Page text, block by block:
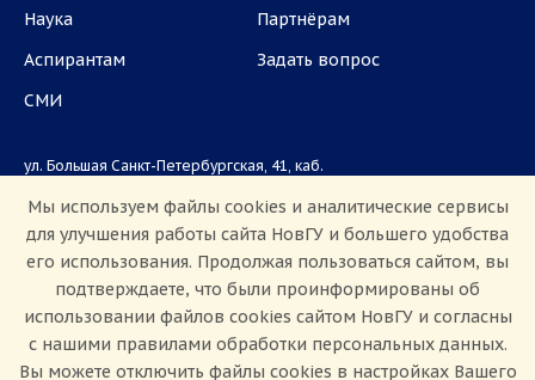
Наука
Аспирантам
СМИ
Партнёрам
Задать вопрос
ул. Большая Санкт-Петербургская, 41, каб.
Приемная комиссия: +7(8162)33-20-44
Мы используем файлы cookies и аналитические сервисы
для улучшения работы сайта НовГУ и большего удобства
его использования. Продолжая пользоваться сайтом, вы
подтверждаете, что были проинформированы об
использовании файлов cookies сайтом НовГУ и согласны
с нашими правилами обработки персональных данных.
Вы можете отключить файлы cookies в настройках Вашего